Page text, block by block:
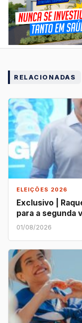
RELACIONADAS
ELEIÇÕES 2026
Exclusivo |
para a segunda
01/08/2026